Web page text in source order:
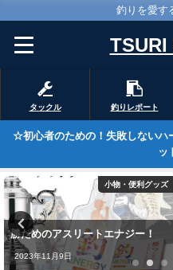
釣りを愛す
TSURI
タックル 釣りレポート
☆初心者のための！失敗しないハ
ッ
釣りレポート
所属クラブ3FCの最終戦に参加！
in甑島